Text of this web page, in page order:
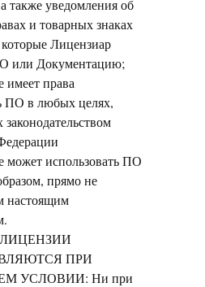
также уведомления об
и товарных знаках
Лицензиар
или Документацию;
имеет права
ПО в любых целях,
может использовать ПО
прямо не
настоящим
ПРИ
УСЛОВИИ: Ни при